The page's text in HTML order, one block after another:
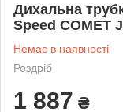
Дихальна
Speed ​​COMET
Немає в наявності
Роздріб
1 887 ₴